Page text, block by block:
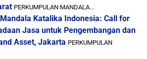
PERKUMPULAN MANDALA...
Katalika Indonesia: Call for
Jasa untuk Pengembangan dan
Asset, Jakarta PERKUMPULAN